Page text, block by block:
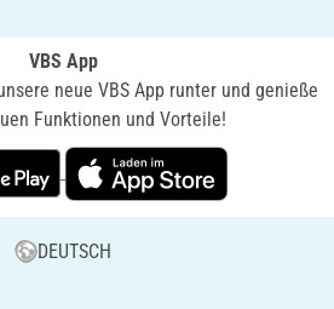
VBS App
neue VBS App runter und genieße
Funktionen und Vorteile!
DEUTSCH